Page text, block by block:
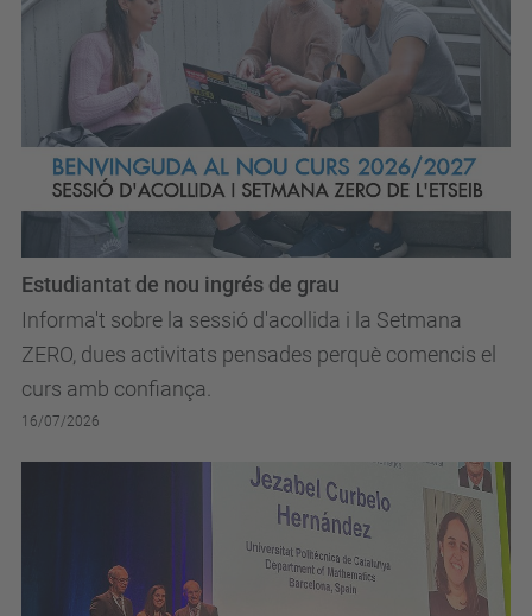
Informa't sobre la sessió d'acollida i la Setmana
ZERO, dues activitats pensades perquè comencis el
curs amb confiança.
Estudiantat de nou ingrés de grau
16/07/2026